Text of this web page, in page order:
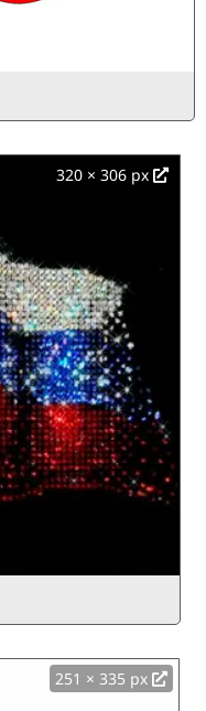
320 × 306 px
251 × 335 px